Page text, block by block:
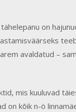
on
avaldatud –
mis kuuluvad
on kõik n-ö